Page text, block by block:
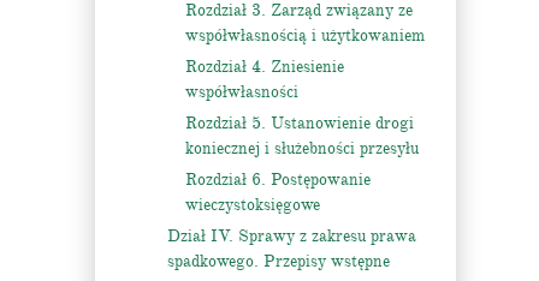
Rozdział 3. Zarząd związany ze
współwłasnością i użytkowaniem
Rozdział 4. Zniesienie
współwłasności
Rozdział 5. Ustanowienie drogi
koniecznej i służebności przesyłu
Rozdział 6. Postępowanie
wieczystoksięgowe
Dział IV. Sprawy z zakresu prawa
spadkowego. Przepisy wstępne